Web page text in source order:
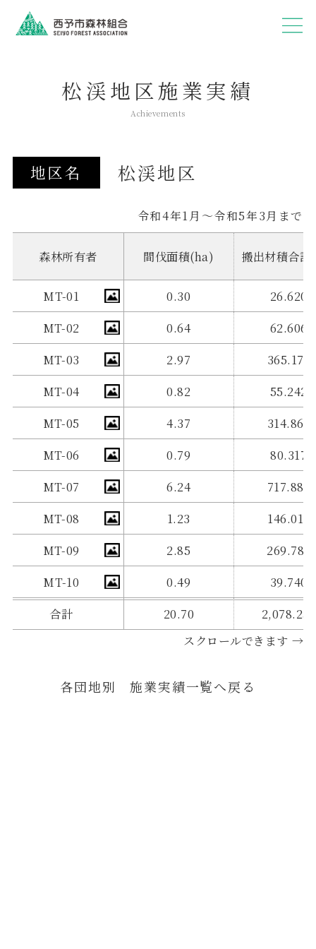
松渓地区施業実績
Achievements
地区名 松渓地区
令和4年1月～令和5年3月まで
森林所有者 間伐面積(ha) 搬出材積合計
MT-01 0.30
26.620
MT-02
0.64
62.606
MT-03
2.97
365.174
MT-04
0.82
55.242
MT-05
4.37
314.863
MT-06
0.79
80.317
MT-07
6.24
717.887
MT-08
1.23
146.018
MT-09
2.85
269.787
MT-10
0.49
39.740
合計
20.70
2,078.254
スクロールできます →
各団地別 施業実績一覧へ戻る